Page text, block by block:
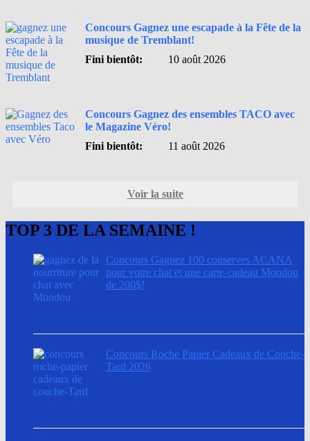
Concours Gagnez une escapade à la Fête de la
musique de Tremblant!
Fini bientôt:
10 août 2026
Concours Gagnez des ensembles TACO avec
le Magazine Véro!
Fini bientôt:
11 août 2026
Voir la suite
TOP 3 DE LA SEMAINE !
Concours Gagnez 100 conserves ACANA
pour votre chat et une carte-cadeau Mondou
de 200$!
Concours Roche Papier Cadeaux de Couche-
Tard 2026